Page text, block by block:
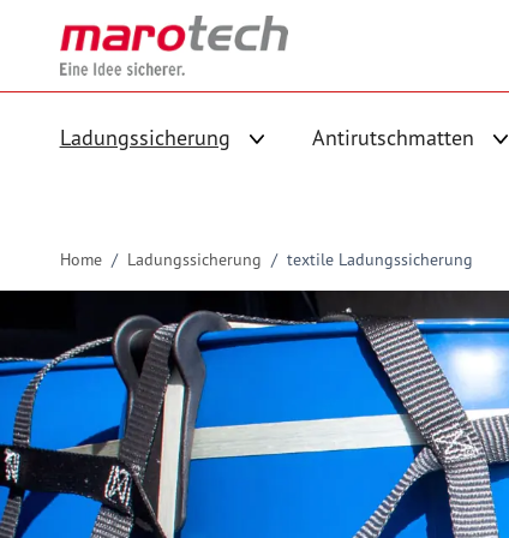
Ladungssicherung Antirutschmatten
Home / Ladungssicherung / textile Ladungssicherung